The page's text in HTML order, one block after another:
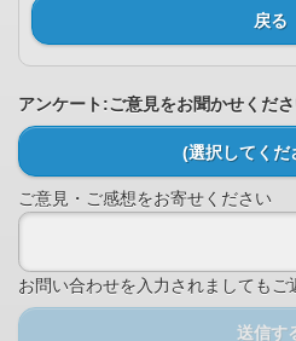
戻る
アンケート:ご意見をお聞かせくだ
(選択してくだ
ご意見・ご感想をお寄せください
お問い合わせを入力されましてもご
送信す